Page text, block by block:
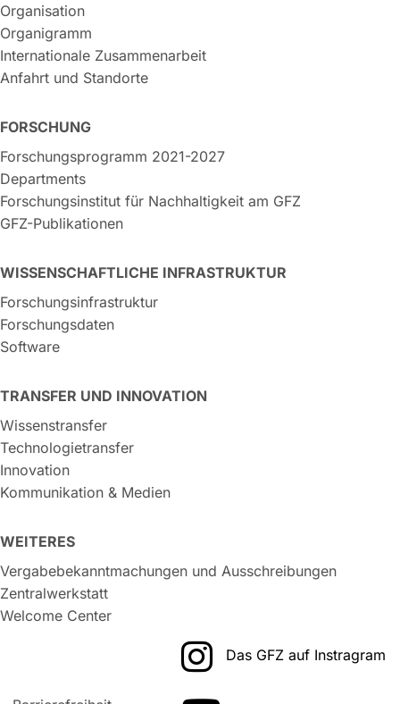
Organisation
Organigramm
Internationale Zusammenarbeit
Anfahrt und Standorte
FORSCHUNG
Forschungsprogramm 2021-2027
Departments
Forschungsinstitut für Nachhaltigkeit am GFZ
GFZ-Publikationen
WISSENSCHAFTLICHE INFRASTRUKTUR
Forschungsinfrastruktur
Forschungsdaten
Software
TRANSFER UND INNOVATION
Wissenstransfer
Technologietransfer
Innovation
Kommunikation & Medien
WEITERES
Vergabebekanntmachungen und Ausschreibungen
Zentralwerkstatt
Welcome Center
Das GFZ auf Instragram